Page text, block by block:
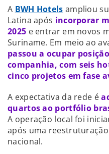
A BWH Hotels ampliou
Latina após incorporar
2025 e entrar em novos
Suriname. Em meio ao
passou a ocupar
companhia, com seis
cinco projetos em fase
A expectativa da rede é
quartos ao portfólio
A operação local foi
após uma
nacional.